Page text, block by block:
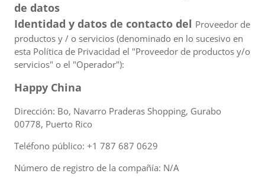
de datos
Identidad y datos de contacto del Proveedor de
productos y / o servicios (denominado en lo sucesivo en
esta Política de Privacidad el "Proveedor de productos y/o
servicios" o el "Operador"):
Happy China
Dirección: Bo, Navarro Praderas Shopping, Gurabo
00778, Puerto Rico
Teléfono público: +1 787 687 0629
Número de registro de la compañía: N/A